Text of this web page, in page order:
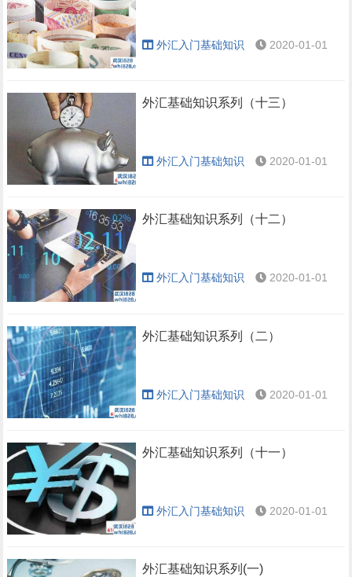
外汇入门基础知识 2020-01-01
外汇基础知识系列（十三）
外汇入门基础知识 2020-01-01
外汇基础知识系列（十二）
外汇入门基础知识 2020-01-01
外汇基础知识系列（二）
外汇入门基础知识 2020-01-01
外汇基础知识系列（十一）
外汇入门基础知识 2020-01-01
外汇基础知识系列(一)